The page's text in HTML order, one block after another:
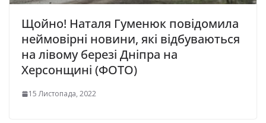
Щойно! Наталя Гуменюк повідомила
неймовірні новини, які відбуваються
на лівому березі Дніпра на
Херсонщині (ФОТО)
15 Листопада, 2022